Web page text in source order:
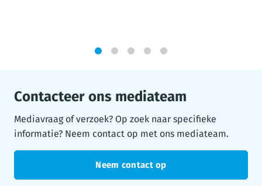
Contacteer ons mediateam
Mediavraag of verzoek? Op zoek naar specifieke
informatie? Neem contact op met ons mediateam.
Neem contact op